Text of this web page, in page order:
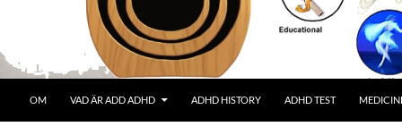
OM VAD ÄR ADD ADHD ADHD HISTORY ADHD TEST